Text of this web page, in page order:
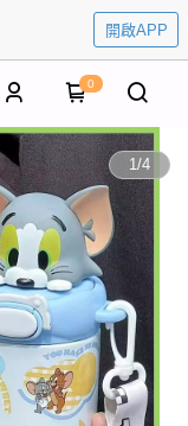
開啟APP
0
1/4